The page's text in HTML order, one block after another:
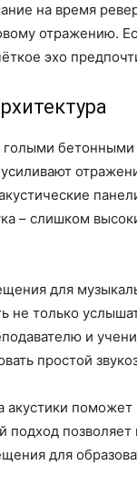
на время
отражению.
эхо
– слишком
для
не только
и
простой
акустики
подход
для